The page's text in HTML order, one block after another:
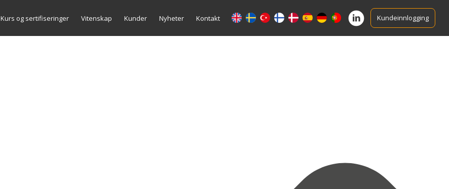
Hopp
til
Kurs og sertifiseringer Vitenskap Kunder Nyheter Kontakt Kundeinnlogging